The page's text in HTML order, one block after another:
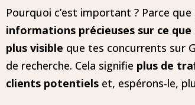
Pourquoi c’est important ? Parce
informations précieuses sur ce
plus visible que tes concurrents sur
de recherche. Cela signifie plus de
clients potentiels et, espérons-le,